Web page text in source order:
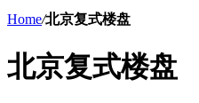
Home/北京复式楼盘
北京复式楼盘